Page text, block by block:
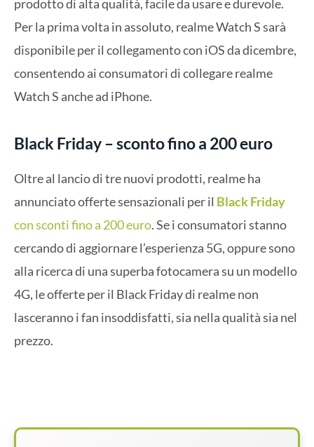
prodotto di alta qualità, facile da usare e durevole.
Per la prima volta in assoluto, realme Watch S sarà
disponibile per il collegamento con iOS da dicembre,
consentendo ai consumatori di collegare realme
Watch S anche ad iPhone.
Black Friday – sconto fino a 200 euro
Oltre al lancio di tre nuovi prodotti, realme ha
annunciato offerte sensazionali per il Black Friday
con sconti fino a 200 euro. Se i consumatori stanno
cercando di aggiornare l’esperienza 5G, oppure sono
alla ricerca di una superba fotocamera su un modello
4G, le offerte per il Black Friday di realme non
lasceranno i fan insoddisfatti, sia nella qualità sia nel
prezzo.